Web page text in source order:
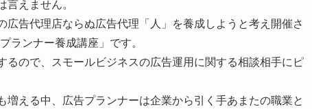
えません。
広告代理店ならぬ広告代理「人」を養成しようと考え開催さ
ランナー養成講座」です。
るので、スモールビジネスの広告運用に関する相談相手にピ
増える中、広告プランナーは企業から引く手あまたの職業と